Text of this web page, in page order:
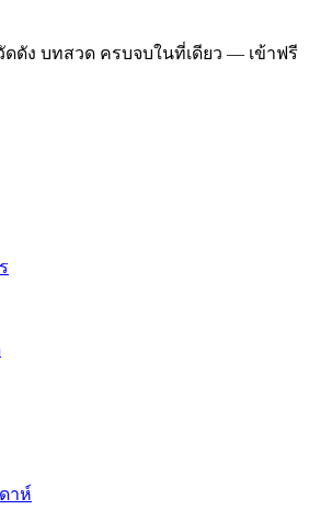
ดัง บทสวด ครบจบในที่เดียว — เข้าฟรี
าห์